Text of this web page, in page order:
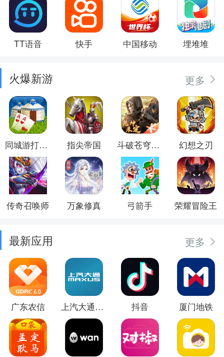
TT语音 快手 中国移动 埋堆堆
火爆新游 更多
同城游打大尖 指尖帝国 斗破苍穹：异火重燃 幻想之刃
传奇召唤师 万象修真 弓箭手 荣耀冒险王
最新应用 更多
广东农信 上汽大通MAXUS 抖音 厦门地铁